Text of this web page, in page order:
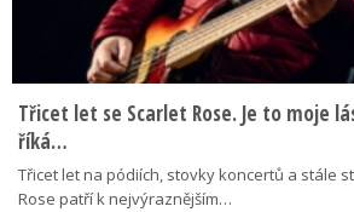
Třicet let se Scarlet Rose. Je to moje
říká…
Třicet let na pódiích, stovky koncertů a stále
Rose patří k nejvýraznějším…